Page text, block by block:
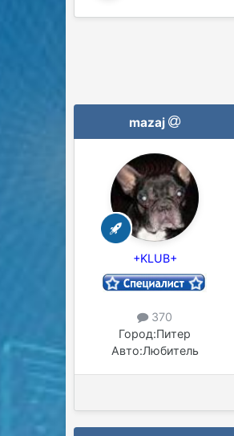
mazaj
+KLUB+
370
Город:Питер
Авто:Любитель